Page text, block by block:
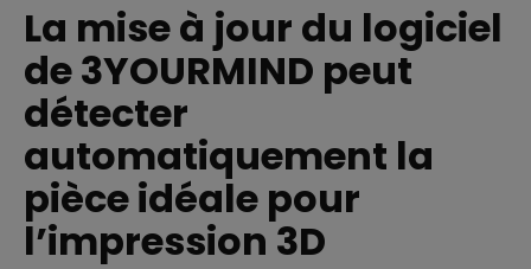
La mise à jour du logiciel
de 3YOURMIND peut
détecter
automatiquement la
pièce idéale pour
l’impression 3D